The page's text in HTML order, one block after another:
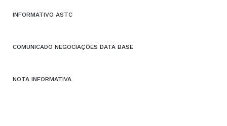
INFORMATIVO ASTC
COMUNICADO NEGOCIAÇÕES DATA BASE
NOTA INFORMATIVA